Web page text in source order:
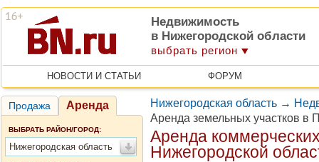
Недвижимость
в Нижегородской области
выбрать регион
НОВОСТИ И СТАТЬИ ФОРУМ
Продажа Аренда
ВЫБРАТЬ РАЙОН/ГОРОД:
Нижегородская область
Нижегородская область →
Аренда земельных участков в
Аренда
Нижегородской